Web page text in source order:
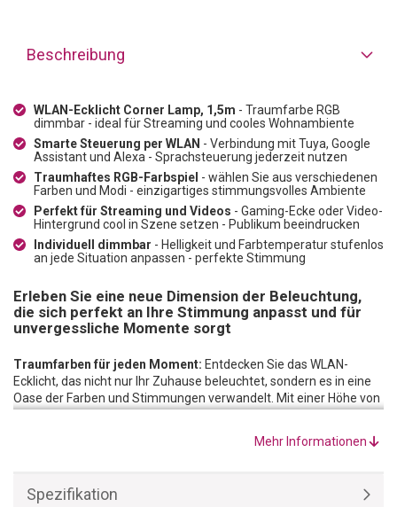
Beschreibung
WLAN-Ecklicht Corner Lamp, 1,5m - Traumfarbe RGB
dimmbar - ideal für Streaming und cooles Wohnambiente
Smarte Steuerung per WLAN - Verbindung mit Tuya, Google
Assistant und Alexa - Sprachsteuerung jederzeit nutzen
Traumhaftes RGB-Farbspiel - wählen Sie aus verschiedenen
Farben und Modi - einzigartiges stimmungsvolles Ambiente
Perfekt für Streaming und Videos - Gaming-Ecke oder Video-
Hintergrund cool in Szene setzen - Publikum beeindrucken
Individuell dimmbar - Helligkeit und Farbtemperatur stufenlos
an jede Situation anpassen - perfekte Stimmung
Erleben Sie eine neue Dimension der Beleuchtung,
die sich perfekt an Ihre Stimmung anpasst und für
unvergessliche Momente sorgt
Traumfarben für jeden Moment: Entdecken Sie das WLAN-
Ecklicht, das nicht nur Ihr Zuhause beleuchtet, sondern es in eine
Oase der Farben und Stimmungen verwandelt. Mit einer Höhe von
ein in eine Welt voller Farben. Dank der Traumfarben-Funktion
übergehen. Ob Sie eine entspannte Atmosphäre nach einem
Mehr Informationen
Spezifikation